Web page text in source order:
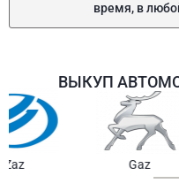
время, в
ВЫКУП